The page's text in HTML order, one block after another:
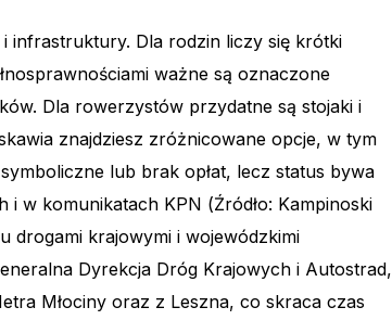
infrastruktury. Dla rodzin liczy się krótki
ważne są oznaczone
Dla rowerzystów przydatne są stojaki i
znajdziesz zróżnicowane opcje, w tym
lub brak opłat, lecz status bywa
w komunikatach KPN (Źródło: Kampinoski
drogami krajowymi i wojewódzkimi
Dyrekcja Dróg Krajowych i Autostrad,
Młociny oraz z Leszna, co skraca czas